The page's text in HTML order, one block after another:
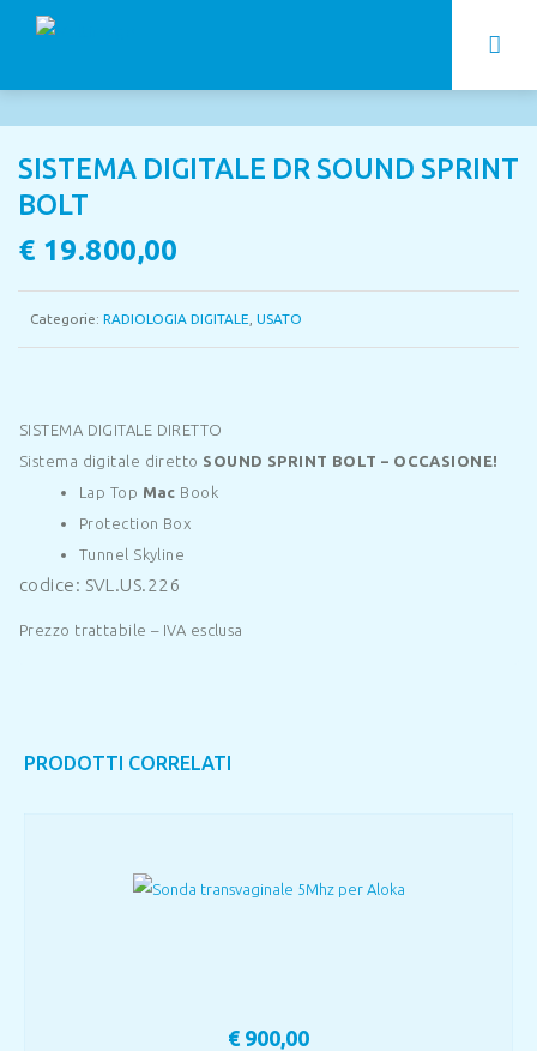
SISTEMA DIGITALE DR SOUND SPRINT
BOLT
€ 19.800,00
Categorie: RADIOLOGIA DIGITALE USATO
SISTEMA DIGITALE DIRETTO
Sistema digitale diretto SOUND SPRINT BOLT – OCCASIONE!
Lap Top Mac Book
Protection Box
Tunnel Skyline
codice: SVL.US.226
Prezzo trattabile – IVA esclusa
PRODOTTI CORRELATI
€ 900,00